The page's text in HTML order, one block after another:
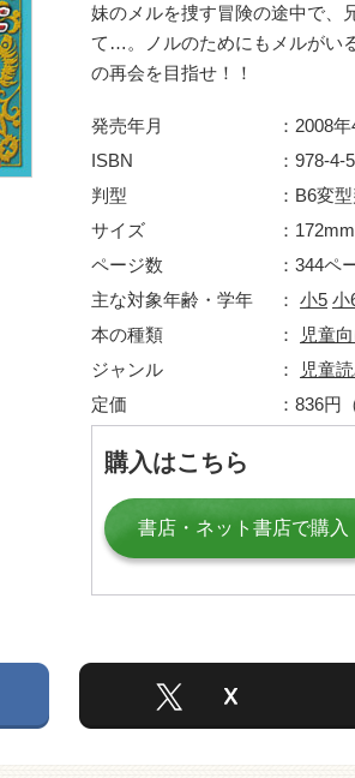
妹のメルを捜す冒険の途中で、
て…。ノルのためにもメルがい
の再会を目指せ！！
発売年月
2008年
ISBN
978-4-
判型
B6変型
サイズ
ページ数
344ペ
主な対象年齢・学年
小5 小
本の種類
児童
ジャンル
児童
定価
836円
購入はこちら
書店・ネット書店で購入